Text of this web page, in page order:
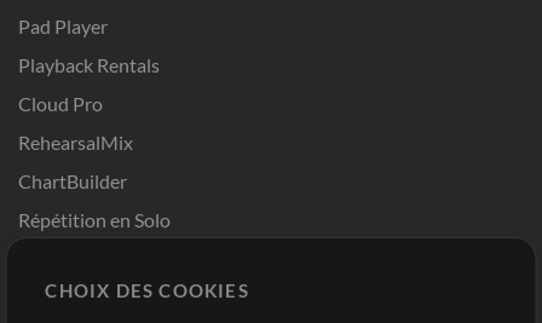
Pad Player
Playback Rentals
Cloud Pro
RehearsalMix
ChartBuilder
Répétition en Solo
Modèles ProPresenter
CHOIX DES COOKIES